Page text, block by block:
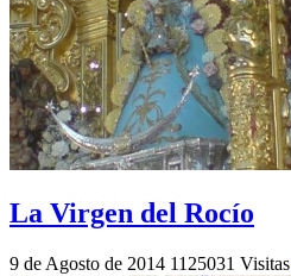
La Virgen del Rocío
9 de Agosto de 2014 1125031 Visitas